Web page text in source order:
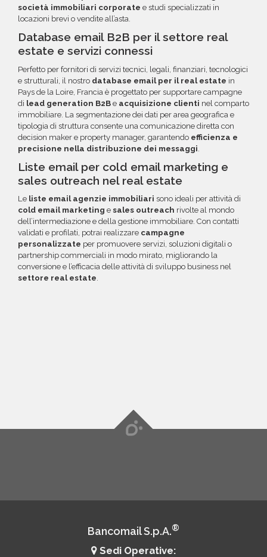
società immobiliari corporate e studi specializzati in
locazioni brevi o vendite all’asta.
Database email B2B per il settore real
estate e servizi connessi
Perfetto per fornitori di servizi tecnici, legali, finanziari, tecnologici
e strutturali, il nostro database email per il real estate in
Pays de la Loire, Francia è progettato per supportare campagne
di lead generation B2B e acquisizione clienti nel comparto
immobiliare. La segmentazione dei dati per area geografica e
tipologia di struttura consente una comunicazione diretta con
decision maker e property manager, garantendo efficienza e
precisione nella distribuzione dei messaggi
Liste email per cold email marketing e
sales outreach nel real estate
Le liste email agenzie immobiliari sono ideali per attività di
cold email marketing e sales outreach rivolte al mondo
dell’intermediazione e della gestione immobiliare. Con contatti
validati e profilati, potrai realizzare campagne
personalizzate per promuovere servizi, soluzioni digitali o
partnership commerciali in modo mirato, migliorando la
conversione e l’efficacia delle attività di sviluppo business nel
settore real estate.
Bancomail S.p.A.®
Sedi Operative: